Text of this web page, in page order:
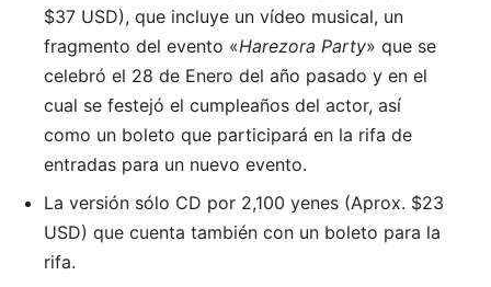
$37 USD), que incluye un vídeo musical, un
fragmento del evento «Harezora Party» que se
celebró el 28 de Enero del año pasado y en el
cual se festejó el cumpleaños del actor, así
como un boleto que participará en la rifa de
entradas para un nuevo evento.
La versión sólo CD por 2,100 yenes (Aprox. $23
USD) que cuenta también con un boleto para la
rifa.